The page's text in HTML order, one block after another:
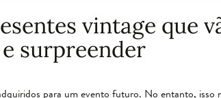
vintage que
e surpreender
para um evento futuro. No entanto, isso